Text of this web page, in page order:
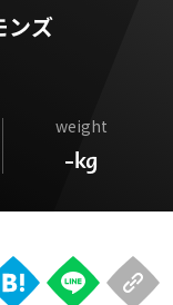
ンズ
weight
-kg